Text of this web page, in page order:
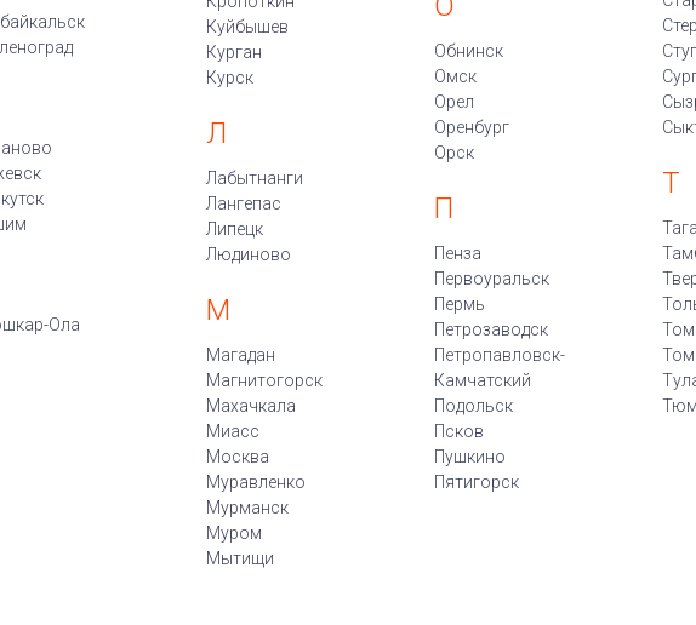
Ола
Куйбышев
Курган
Курск
Л
Лабытнанги
Лангепас
Липецк
Людиново
М
Магадан
Магнитогорск
Махачкала
Миасс
Москва
Муравленко
Мурманск
Муром
Мытищи
Обнинск
Омск
Орел
Оренбург
Орск
П
Пенза
Первоуральск
Пермь
Петрозаводск
Петропавловск-
Камчатский
Подольск
Псков
Пушкино
Пятигорск
Т